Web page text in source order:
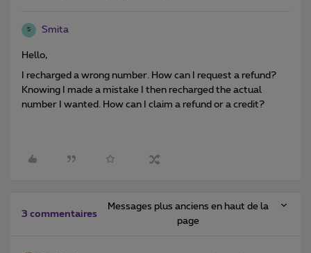
S Smita
Hello,
I recharged a wrong number. How can I request a refund?
Knowing I made a mistake I then recharged the actual
number I wanted. How can I claim a refund or a credit?
3 commentaires
Messages plus anciens en haut de la
page